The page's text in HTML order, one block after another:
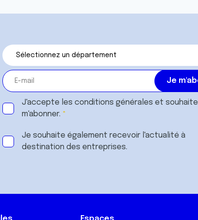
J'accepte les conditions générales et souhaite
m'abonner.
Je souhaite également recevoir l'actualité à
destination des entreprises.